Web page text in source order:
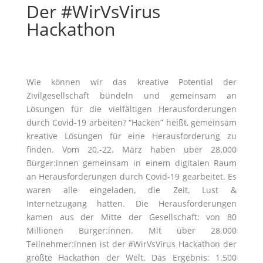
Der #WirVsVirus
Hackathon
Wie können wir das kreative Potential der
Zivilgesellschaft bündeln und gemeinsam an
Lösungen für die vielfältigen Herausforderungen
durch Covid-19 arbeiten? “Hacken” heißt, gemeinsam
kreative Lösungen für eine Herausforderung zu
finden. Vom 20.-22. März haben über 28.000
Bürger:innen gemeinsam in einem digitalen Raum
an Herausforderungen durch Covid-19 gearbeitet. Es
waren alle eingeladen, die Zeit, Lust &
Internetzugang hatten. Die Herausforderungen
kamen aus der Mitte der Gesellschaft: von 80
Millionen Bürger:innen. Mit über 28.000
Teilnehmer:innen ist der #WirVsVirus Hackathon der
größte Hackathon der Welt. Das Ergebnis: 1.500